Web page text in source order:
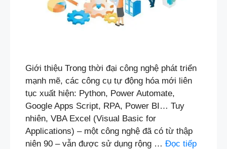
Giới thiệu Trong thời đại công nghệ phát triển
mạnh mẽ, các công cụ tự động hóa mới liên
tục xuất hiện: Python, Power Automate,
Google Apps Script, RPA, Power BI… Tuy
nhiên, VBA Excel (Visual Basic for
Applications) – một công nghệ đã có từ thập
niên 90 – vẫn được sử dụng rộng … Đọc tiếp